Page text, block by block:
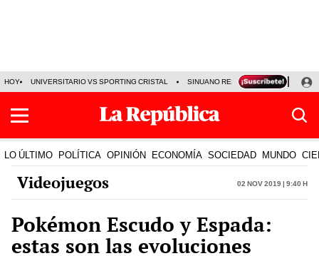
HOY UNIVERSITARIO VS SPORTING CRISTAL SINUANO RESULTADOS HOY
LO ÚLTIMO POLÍTICA OPINIÓN ECONOMÍA SOCIEDAD MUNDO
Videojuegos 02 Nov 2019 | 9:40 h
Pokémon Escudo y Espada:
estas son las evoluciones